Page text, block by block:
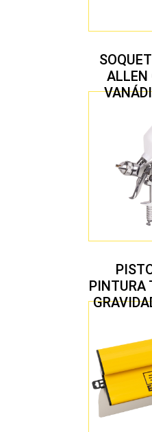
ALLEN
COM
PINTURA